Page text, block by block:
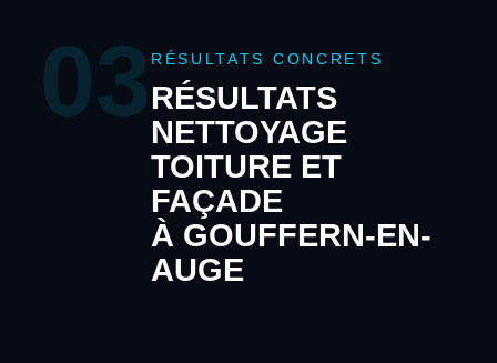
03 RÉSULTATS CONCRETS
RÉSULTATS
NETTOYAGE
TOITURE ET
FAÇADE
À GOUFFERN-EN-
AUGE